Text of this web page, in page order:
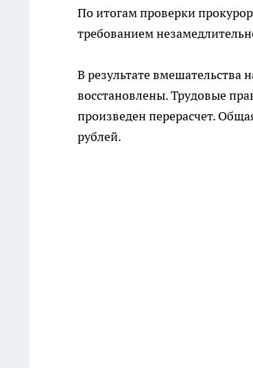
По итогам проверки
требованием
В результате вмешательства
восстановлены. Трудовые
произведен перерасчет.
рублей.